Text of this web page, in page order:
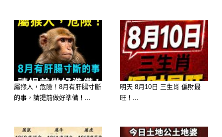
不大，基本上你都樂於和對方交個朋
友。不過你很少真正和朋友聊心事，除
非是你相當認定的知己，否則你大部份
都是聽別人訴苦的垃圾桶，和你相交許
久的人，都不見得會了解你真正想法
呢。
D
屬猴人，危險！8月有肝腸寸斷
的事，請提前做好準備！...
明天 8月10日 三生肖 偏財最
旺！...